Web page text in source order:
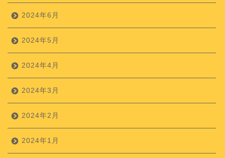
2024年6月
2024年5月
2024年4月
2024年3月
2024年2月
2024年1月